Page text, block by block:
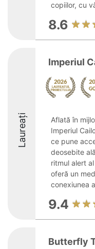
copiilor, cu
8.6
Laureați
Imperiul
Aflată în
Imperiul
ce pune
deosebite
ritmul alert
oferă un
conexiunea
9.4
Butterfly